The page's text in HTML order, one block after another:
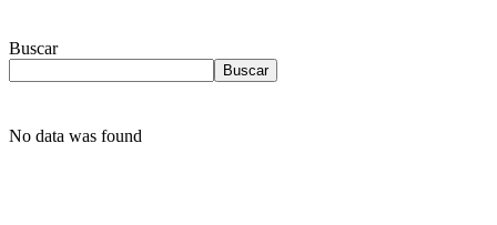
Buscar
Buscar
No data was found